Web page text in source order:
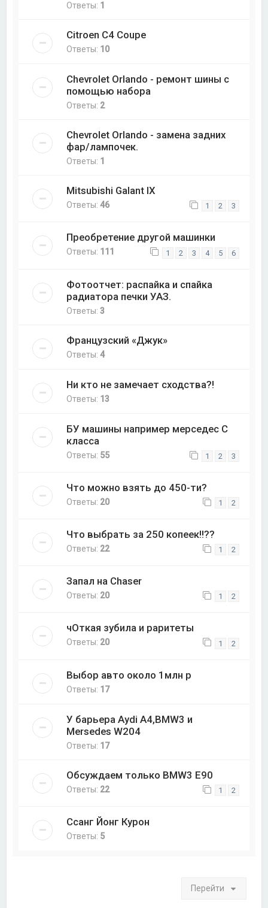
Ответы: 1
Citroen C4 Coupe
Ответы: 10
Chevrolet Orlando - ремонт шины с
помощью набора
Ответы: 2
Chevrolet Orlando - замена задних
фар/лампочек.
Ответы: 1
Mitsubishi Galant IX
Ответы:46 1 2 3
Преобретение другой машинки
Ответы: 111 1 2 3 4 5 6
Фотоотчет: распайка и спайка
радиатора печки УАЗ.
Ответы:3
Французский «Джук»
Ответы:4
Ни кто не замечает сходства?!
Ответы: 13
БУ машины например мерседес С
класса
Ответы: 55 1 2 3
Что можно взять до 450-ти?
Ответы: 20 1 2
Что выбрать за 250 копеек!!??
Ответы: 22 1 2
Запал на Chaser
Ответы: 20 1 2
чОткая зубила и раритеты
Ответы: 20 1 2
Выбор авто около 1млн р
Ответы: 17
У барьера Aydi A4,BMW3 и
Mersedes W204
Ответы: 17
Обсуждаем только BMW3 Е90
Ответы: 22 1 2
Ссанг Йонг Курон
Ответы: 5
Перейти